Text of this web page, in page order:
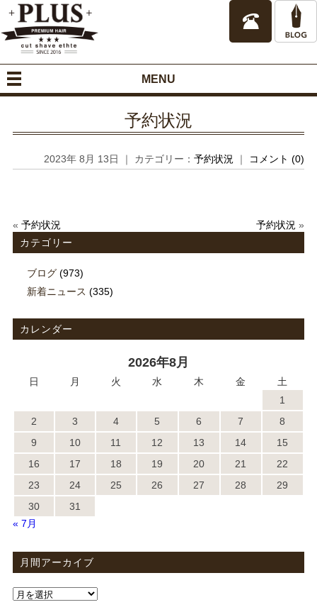
MENU
予約状況
2023年 8月 13日 ｜ カテゴリー：予約状況 ｜ コメント (0)
« 予約状況 予約状況 »
カテゴリー
ブログ(973)
新着ニュース (335)
カレンダー
2026年8月
日 月 火 水 木 金
土
1
2
3 4 5 6 7
8
9
10 11 12 13 14
15
16
17 18 19 20 21
22
23
24 25 26 27 28
29
30
31
« 7月
月間アーカイブ